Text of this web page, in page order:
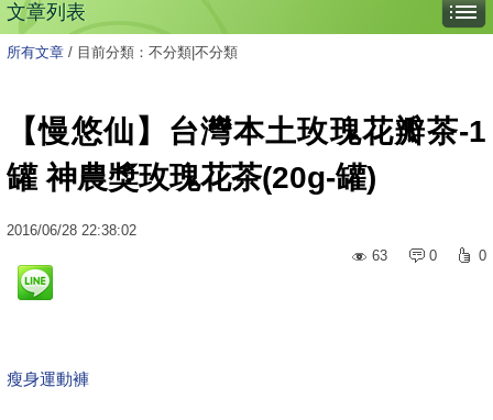
文章列表
所有文章 / 目前分類：不分類|不分類
【慢悠仙】台灣本土玫瑰花瓣茶-1
罐 神農獎玫瑰花茶(20g-罐)
2016/06/28 22:38:02
63
0 0
瘦身運動褲